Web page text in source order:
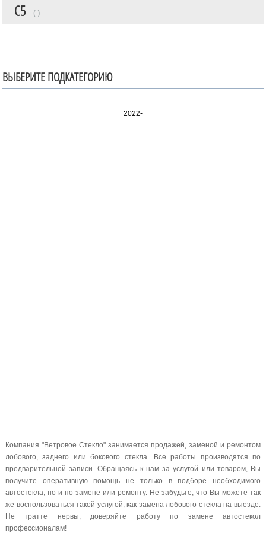
C5 ( )
ВЫБЕРИТЕ ПОДКАТЕГОРИЮ
2022-
Компания "Ветровое Стекло" занимается продажей, заменой и ремонтом
лобового, заднего или бокового стекла. Все работы производятся по
предварительной записи. Обращаясь к нам за услугой или товаром, Вы
получите оперативную помощь не только в подборе необходимого
автостекла, но и по замене или ремонту. Не забудьте, что Вы можете так
же воспользоваться такой услугой, как замена лобового стекла на выезде.
Не тратте нервы, доверяйте работу по замене автостекол
профессионалам!